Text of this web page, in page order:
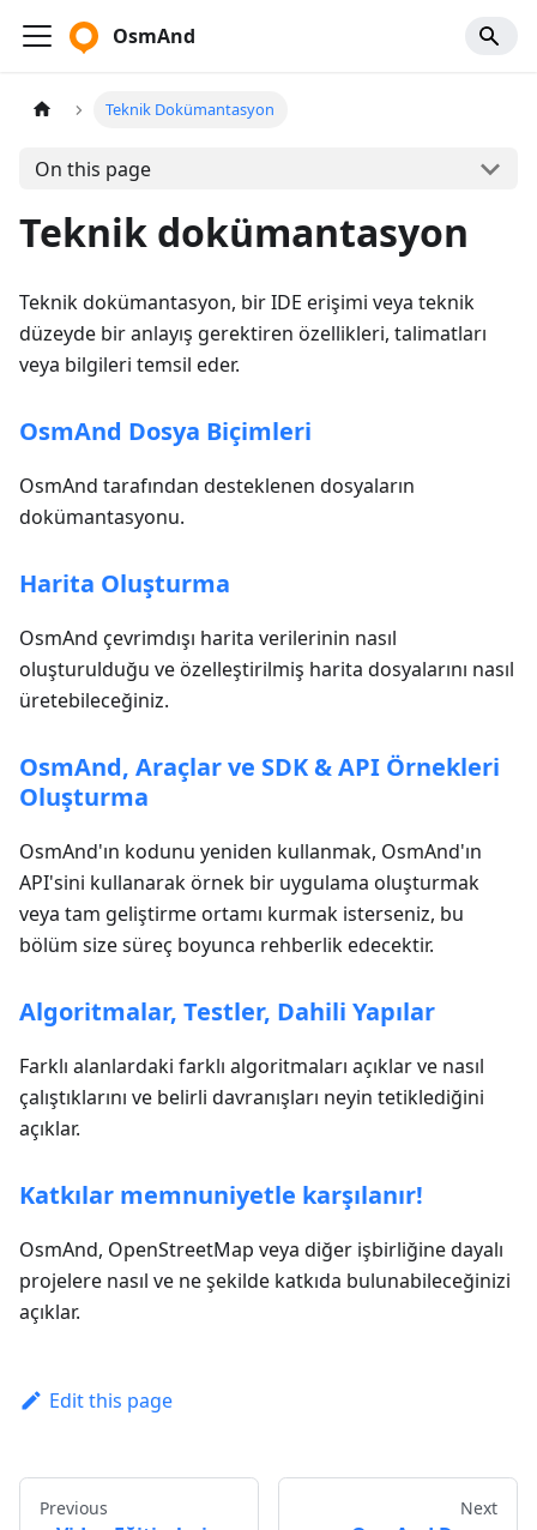
OsmAnd
Teknik Dokümantasyon
On this page
Teknik dokümantasyon
Teknik dokümantasyon, bir IDE erişimi veya teknik
düzeyde bir anlayış gerektiren özellikleri, talimatları
veya bilgileri temsil eder.
OsmAnd Dosya Biçimleri
OsmAnd tarafından desteklenen dosyaların
dokümantasyonu.
Harita Oluşturma
OsmAnd çevrimdışı harita verilerinin nasıl
oluşturulduğu ve özelleştirilmiş harita dosyalarını nasıl
üretebileceğiniz.
OsmAnd, Araçlar ve SDK & API Örnekleri
Oluşturma
OsmAnd'ın kodunu yeniden kullanmak, OsmAnd'ın
API'sini kullanarak örnek bir uygulama oluşturmak
veya tam geliştirme ortamı kurmak isterseniz, bu
bölüm size süreç boyunca rehberlik edecektir.
Algoritmalar, Testler, Dahili Yapılar
Farklı alanlardaki farklı algoritmaları açıklar ve nasıl
çalıştıklarını ve belirli davranışları neyin tetiklediğini
açıklar.
Katkılar memnuniyetle karşılanır!
OsmAnd, OpenStreetMap veya diğer işbirliğine dayalı
projelere nasıl ve ne şekilde katkıda bulunabileceğinizi
açıklar.
Edit this page
Previous Next